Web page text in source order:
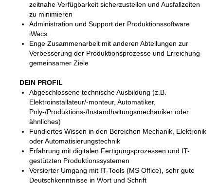
zeitnahe Verfügbarkeit sicherzustellen und Ausfallzeiten
zu minimieren
Administration und Support der Produktionssoftware
iWacs
Enge Zusammenarbeit mit anderen Abteilungen zur
Verbesserung der Produktionsprozesse und Erreichung
gemeinsamer Ziele
DEIN PROFIL
Abgeschlossene technische Ausbildung (z.B.
Elektroinstallateur/-monteur, Automatiker,
Poly-/Produktions-/Instandhaltungsmechaniker oder
ähnliches)
Fundiertes Wissen in den Bereichen Mechanik, Elektronik
oder Automatisierungstechnik
Erfahrung mit digitalen Fertigungsprozessen und IT-
gestützten Produktionssystemen
Versierter Umgang mit IT-Tools (MS Office), sehr gute
Deutschkenntnisse in Wort und Schrift